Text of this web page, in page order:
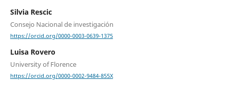
Silvia Rescic
Consejo Nacional de investigación
https://orcid.org/0000-0003-0639-1375
Luisa Rovero
University of Florence
https://orcid.org/0000-0002-9484-855X